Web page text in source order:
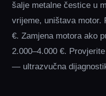
šalje metalne čestice u
vrijeme, uništava motor.
€. Zamjena motora ako
2.000–4.000 €.
— ultrazvučna